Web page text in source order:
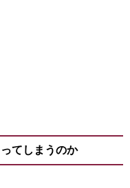
てしまうのか